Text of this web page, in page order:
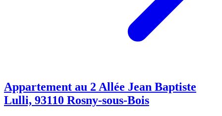
Appartement au 2 Allée Jean Baptiste
Lulli, 93110 Rosny-sous-Bois